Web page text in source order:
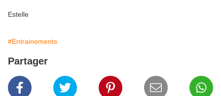
Estelle
#Entrainements
Partager